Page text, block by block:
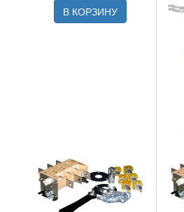
В КОРЗИНУ